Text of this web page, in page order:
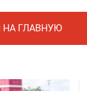
НА ГЛАВНУЮ